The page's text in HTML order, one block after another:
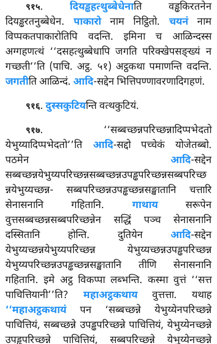
९१५. दियड्ढहत्थुब्बेधेनाति वड्ढकिरतनेन
दियड्ढरतनुब्बेधेन. पाकारोनाम निट्ठितो. चयनंनाम
विप्पकतपाकारोतिपि वदन्ति. इमिना च आळिन्दस्स
अग्गहणत्थं ‘‘दसहत्थुब्बेधापि जगति परिक्खेपसङ्ख्यं न
गच्छती’’ति (पाचि. अट्ठ. ५१) अट्ठकथा पमाणन्ति वदन्ति.
जगतीति आळिन्दं.आदि-सद्देन भित्तिपण्णावरणादिगहणं.
९१६.दुस्सकुटियन्ति वत्थकुटियं.
९१७. ‘‘सब्बच्छन्नपरिच्छन्नादिप्पभेदतो
येभुय्यादिप्पभेदतो’’ति आदि-सद्दो पच्चेकं योजेतब्बो.
पठमेन आदि-सद्देन
सब्बच्छन्नयेभुय्यपरिच्छन्नसब्बच्छन्नउपड्ढपरिच्छन्नसब्बपरिच्छ
न्नयेभुय्यच्छन्न- सब्बपरिच्छन्नउपड्ढच्छन्नसङ्खातानि चत्तारि
सेनासनानि गहितानि. गाथायसरूपेन
वुत्तसब्बच्छन्नसब्बपरिच्छन्नेन सद्धिं पञ्च सेनासनानि
दस्सितानि होन्ति. दुतियेन आदि-सद्देन
येभुय्यच्छन्नयेभुय्यपरिच्छन्न येभुय्यच्छन्नउपड्ढपरिच्छन्न
येभुय्यपरिच्छन्नउपड्ढच्छन्नसङ्खातानि तीणि सेनासनानि
गहितानि. इमे अट्ठ विकप्पा लब्भन्ति. कस्मा वुत्तं ‘‘सत्त
पाचित्तियानी’’ति? महाअट्ठकथायवुत्तत्ता. यथाह
‘‘महाअट्ठकथायंपन ‘सब्बच्छन्ने येभुय्येनपरिच्छन्ने
पाचित्तियं, सब्बच्छन्ने उपड्ढपरिच्छन्ने पाचित्तियं, येभुय्येनच्छन्ने
उपड्ढपरिच्छन्ने पाचित्तियं, सब्बपरिच्छन्ने येभुय्येनच्छन्ने